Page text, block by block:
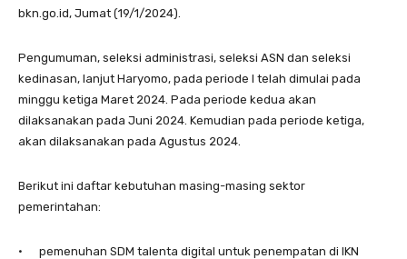
bkn.go.id, Jumat (19/1/2024).
Pengumuman, seleksi administrasi, seleksi ASN dan seleksi
kedinasan, lanjut Haryomo, pada periode I telah dimulai pada
minggu ketiga Maret 2024. Pada periode kedua akan
dilaksanakan pada Juni 2024. Kemudian pada periode ketiga,
akan dilaksanakan pada Agustus 2024.
Berikut ini daftar kebutuhan masing-masing sektor
pemerintahan:
· pemenuhan SDM talenta digital untuk penempatan di IKN